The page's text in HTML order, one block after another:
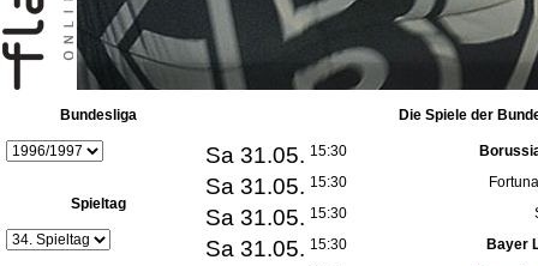
Bundesliga
Spieltag
Die Spiele der
Sa 31.05. 15:30
Sa 31.05. 15:30
Sa 31.05. 15:30
Sa 31.05. 15:30 Bayer